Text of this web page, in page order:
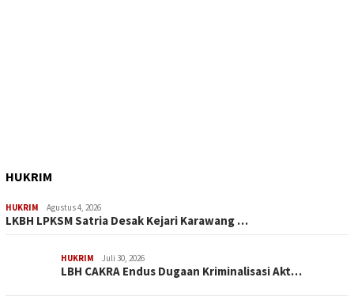
HUKRIM
HUKRIM Agustus 4, 2026
LKBH LPKSM Satria Desak Kejari Karawang …
HUKRIM Juli 30, 2026
LBH CAKRA Endus Dugaan Kriminalisasi Akt…